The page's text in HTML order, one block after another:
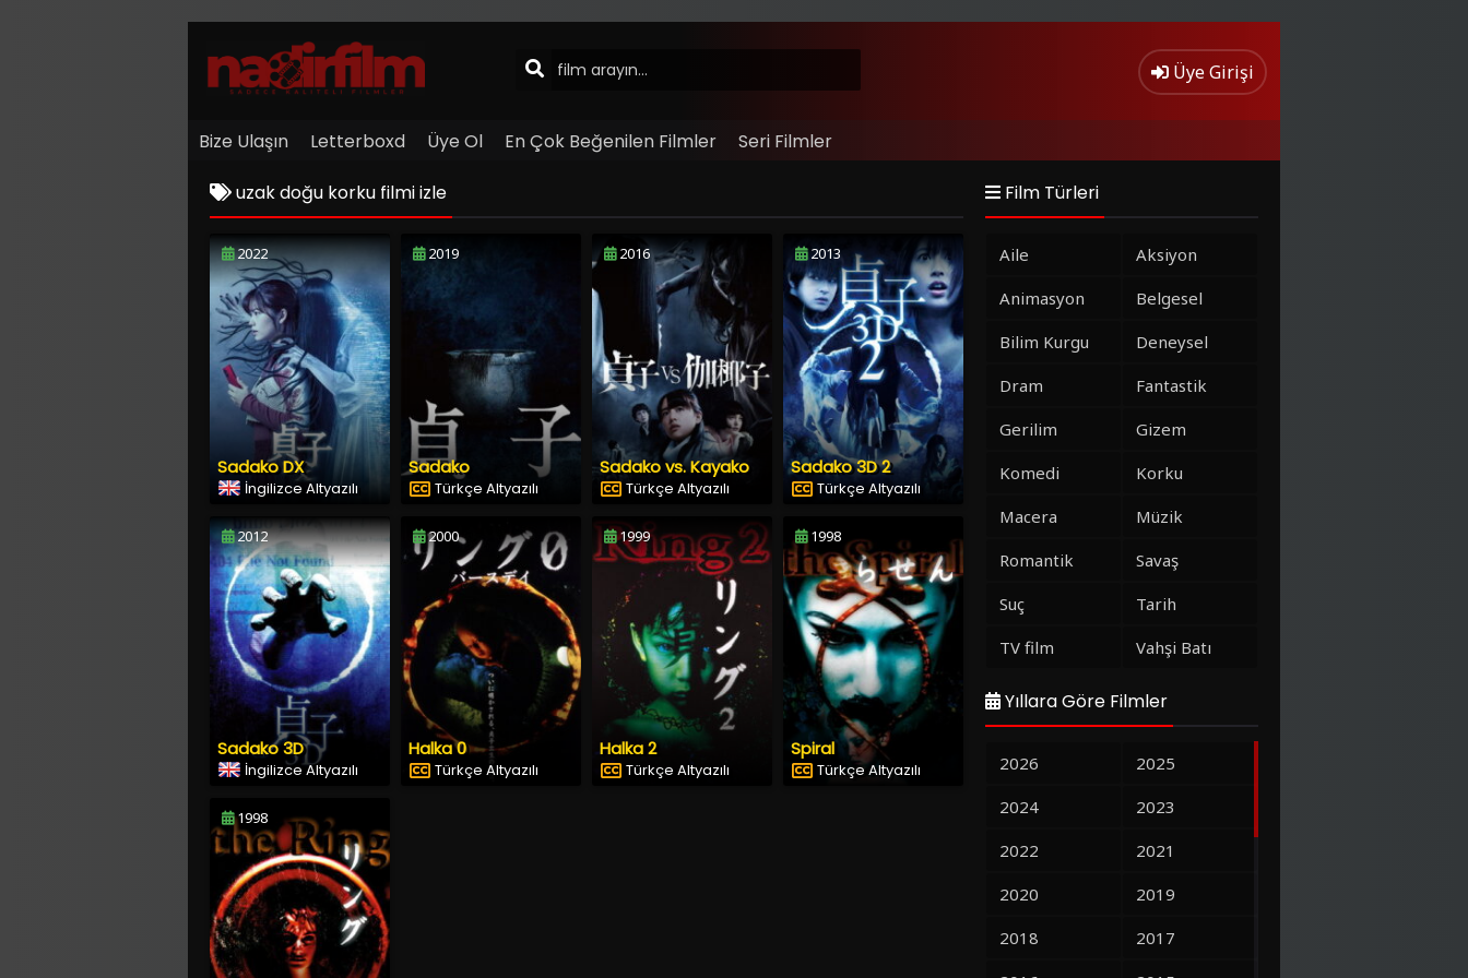
Üye Girişi
Bize Ulaşın Letterboxd Üye Ol En Çok Beğenilen Filmler Seri Filmler
uzak doğu korku filmi izle
2022
Sadako DX
İngilizce Altyazılı
2019
Sadako
Türkçe Altyazılı
2016
Sadako vs. Kayako
Türkçe Altyazılı
2013
Sadako 3D 2
Türkçe Altyazılı
2012
Sadako 3D
İngilizce Altyazılı
2000
Halka 0
Türkçe Altyazılı
1999
Halka 2
Türkçe Altyazılı
1998
Spiral
Türkçe Altyazılı
1998
Film Türleri
Aile
Aksiyon
Animasyon
Belgesel
Bilim Kurgu
Deneysel
Dram
Fantastik
Gerilim
Gizem
Komedi
Korku
Macera
Müzik
Romantik
Savaş
Suç
Tarih
TV film
Vahşi Batı
Yıllara Göre Filmler
2026
2025
2024
2023
2022
2021
2020
2019
2018
2017